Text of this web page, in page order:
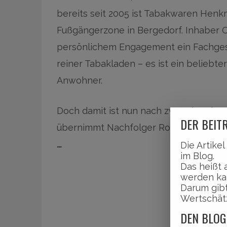
bereits seit 2005 ist Tabakwaren
Fußgängerzone in Bergedorf.
persönlichem Engagement ein
reiner Tabakladen – es ist ein
Anwohner.
Doch damit ist nun nach zwanzig
übernimmt Nachfolger Robert
…
DER
Die
im Blog.
Das heißt
werden
Darum
DEN